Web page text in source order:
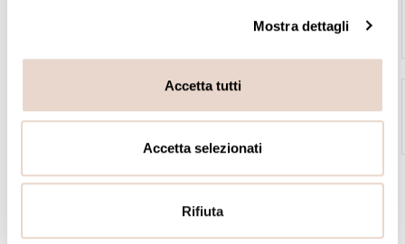
Mostra dettagli
Accetta tutti
Accetta selezionati
Rifiuta
ERA Lumina Kit
877,00 €